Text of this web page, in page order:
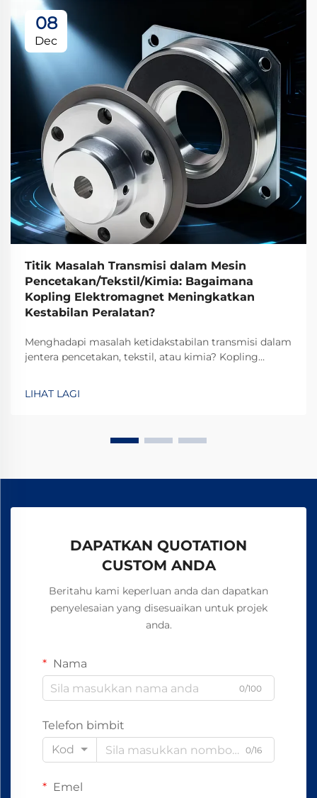
08
Dec
Titik Masalah Transmisi dalam Mesin
Pencetakan/Tekstil/Kimia: Bagaimana
Kopling Elektromagnet Meningkatkan
Kestabilan Peralatan?
Menghadapi masalah ketidakstabilan transmisi dalam
jentera pencetakan, tekstil, atau kimia? Kopling
memastikan keselamatan tanpa asbes. Ketahui
LIHAT LAGI
DAPATKAN QUOTATION
CUSTOM ANDA
Beritahu kami keperluan anda dan dapatkan
penyelesaian yang disesuaikan untuk projek
anda.
Nama
0/100
Telefon bimbit
Kod
0/16
Emel